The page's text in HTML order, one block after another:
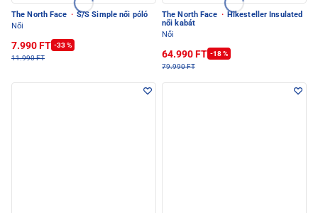
The North Face · S/S Simple női póló
Női
7.990 FT -33 %
11.990 FT
The North Face · Hikesteller Insulated
női kabát
Női
64.990 FT -18 %
79.990 FT